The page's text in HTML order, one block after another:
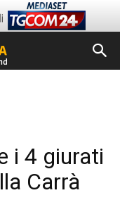
i 4 giurati
Carrà